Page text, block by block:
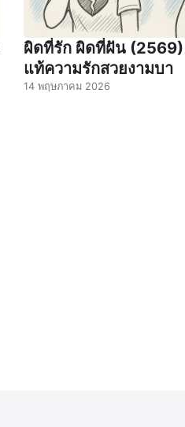
ผิดที่รัก ผิดที่ฝัน
แท้ความรักสวยงามบา
14 พฤษภาคม 2026